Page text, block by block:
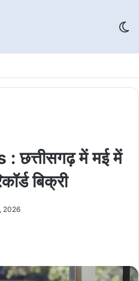
छत्तीसगढ़ में मई में
बिक्री
2026